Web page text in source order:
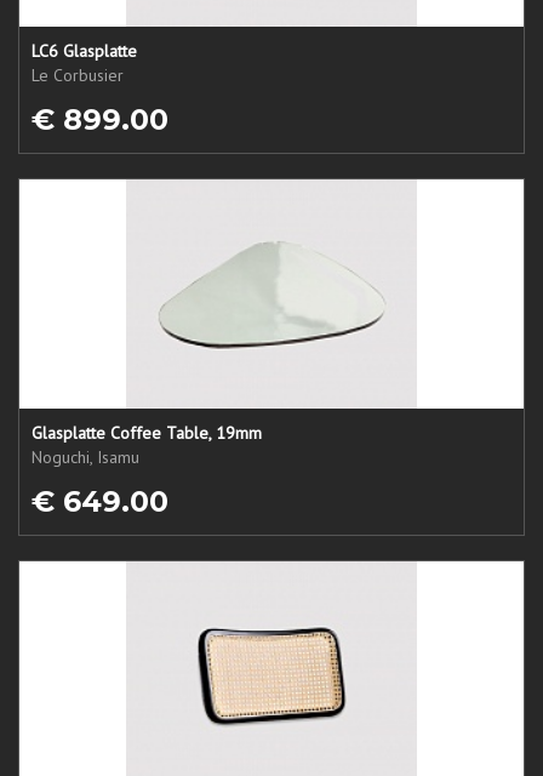
LC6 Glasplatte
Le Corbusier
€ 899.00
Glasplatte Coffee Table, 19mm
Noguchi, Isamu
€ 649.00